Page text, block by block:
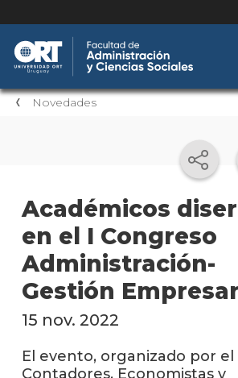
Novedades
Académicos
en el I Congreso
Administración-
Gestión
15 nov. 2022
El evento, organizado por el
Contadores, Economistas y